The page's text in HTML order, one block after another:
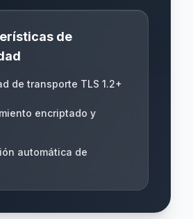
de
de transporte TLS 1.2+
encriptado y
automática de